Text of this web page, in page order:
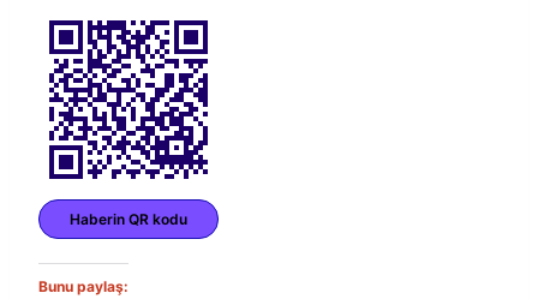
Haberin QR kodu
Bunu paylaş: